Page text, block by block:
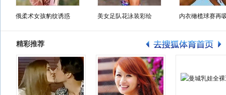
俄柔术女孩豹纹诱惑 美女足队花泳装彩绘 内衣橄榄球赛再
精彩推荐